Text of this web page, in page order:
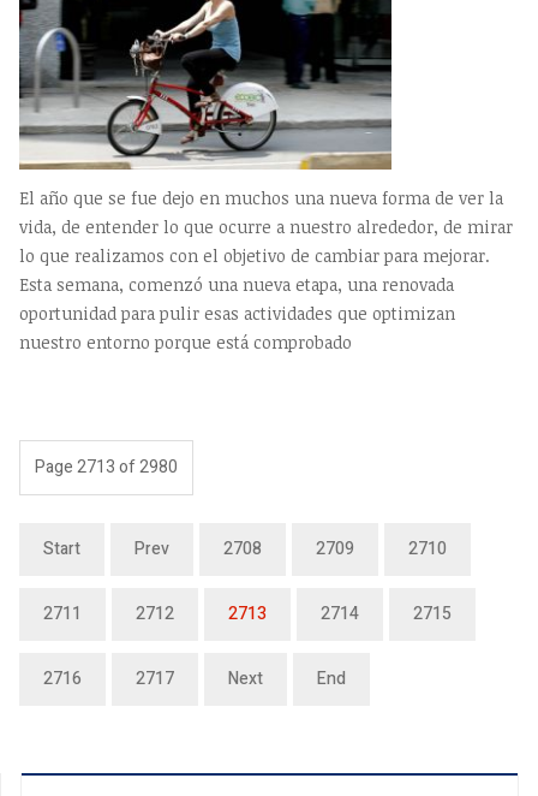
El año que se fue dejo en muchos una nueva forma de ver la
vida, de entender lo que ocurre a nuestro alrededor, de mirar
lo que realizamos con el objetivo de cambiar para mejorar.
Esta semana, comenzó una nueva etapa, una renovada
oportunidad para pulir esas actividades que optimizan
nuestro entorno porque está comprobado
Page 2713 of 2980
Start Prev 2708 2709 2710
2711 2712 2713 2714 2715
2716 2717 Next End